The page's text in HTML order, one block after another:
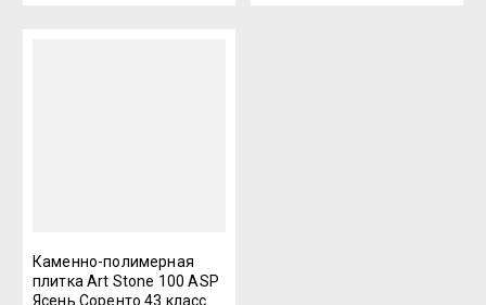
Каменно-полимерная
плитка Art Stone 100 ASP
Ясень Соренто 43 класс